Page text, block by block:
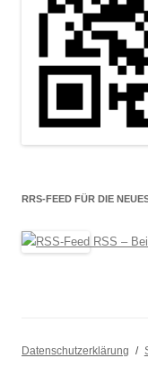
RRS-FEED FÜR DIE
RSS –
Datenschutzerklärung